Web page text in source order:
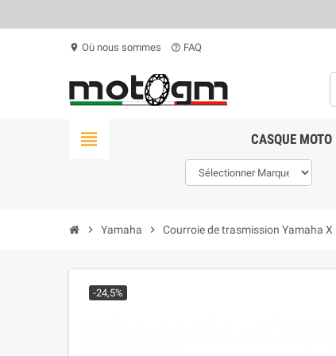
location_on Où nous sommes help_outline FAQ
view_headline CASQUE MOTO
chevron_right Yamaha chevron_right Courroie de trasmission Yamaha
-24,5%